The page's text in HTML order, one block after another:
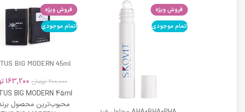
فروش ویژه
اتمام موجودی
فروش ویژه
اتمام موجودی
BIG MODERN 45ml
200,000 تومان 163,200
BIG MODERN 45ml
محبوب‌ترین محصول